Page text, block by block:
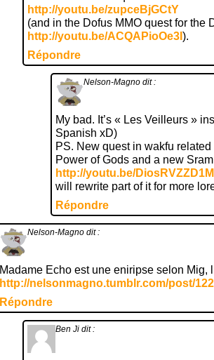
http://youtu.be/zupceBjGCtY
(and in the Dofus MMO quest for the
http://youtu.be/ACQAPioOe3I ).
Répondre
Nelson-Magno dit :
My bad. It’s « Les Veilleurs »
Spanish xD)
PS. New quest in wakfu
Power of Gods and a new
http://youtu.be/DiosRVZZD1M
will rewrite part of it for more
Répondre
Nelson-Magno dit :
Madame Echo est une eniripse selon Mig,
http://nelsonmagno.tumblr.com/post/
Répondre
Ben Ji dit :